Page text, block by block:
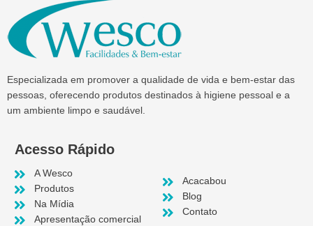
Especializada em promover a qualidade de vida e bem-estar das
pessoas, oferecendo produtos destinados à higiene pessoal e a
um ambiente limpo e saudável.
Acesso Rápido
A Wesco
Produtos
Na Mídia
Apresentação comercial
Acacabou
Blog
Contato